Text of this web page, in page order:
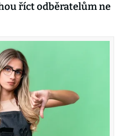
říct odběratelům ne